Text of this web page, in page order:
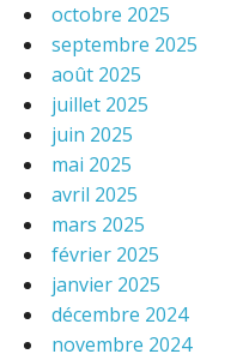
octobre 2025
septembre 2025
août 2025
juillet 2025
juin 2025
mai 2025
avril 2025
mars 2025
février 2025
janvier 2025
décembre 2024
novembre 2024